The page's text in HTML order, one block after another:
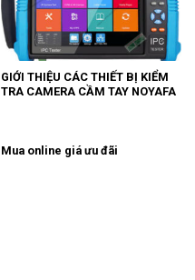
GIỚI THIỆU CÁC THIẾT BỊ KIỂM
TRA CAMERA CẦM TAY NOYAFA
Mua online giá ưu đãi